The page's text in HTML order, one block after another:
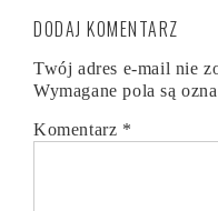
DODAJ KOMENTARZ
Twój adres e-mail nie
Wymagane pola są
Komentarz *